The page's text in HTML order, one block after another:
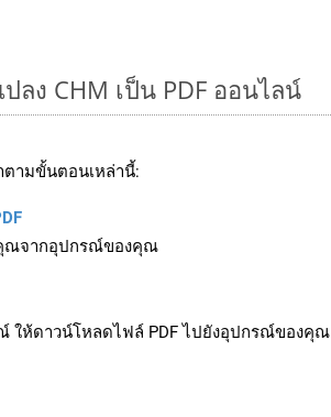
ลง CHM เป็น PDF ออนไลน์
ตามขั้นตอนเหล่านี้:
ณจากอุปกรณ์ของคุณ
ให้ดาวน์โหลดไฟล์ PDF ไปยังอุปกรณ์ของคุณ